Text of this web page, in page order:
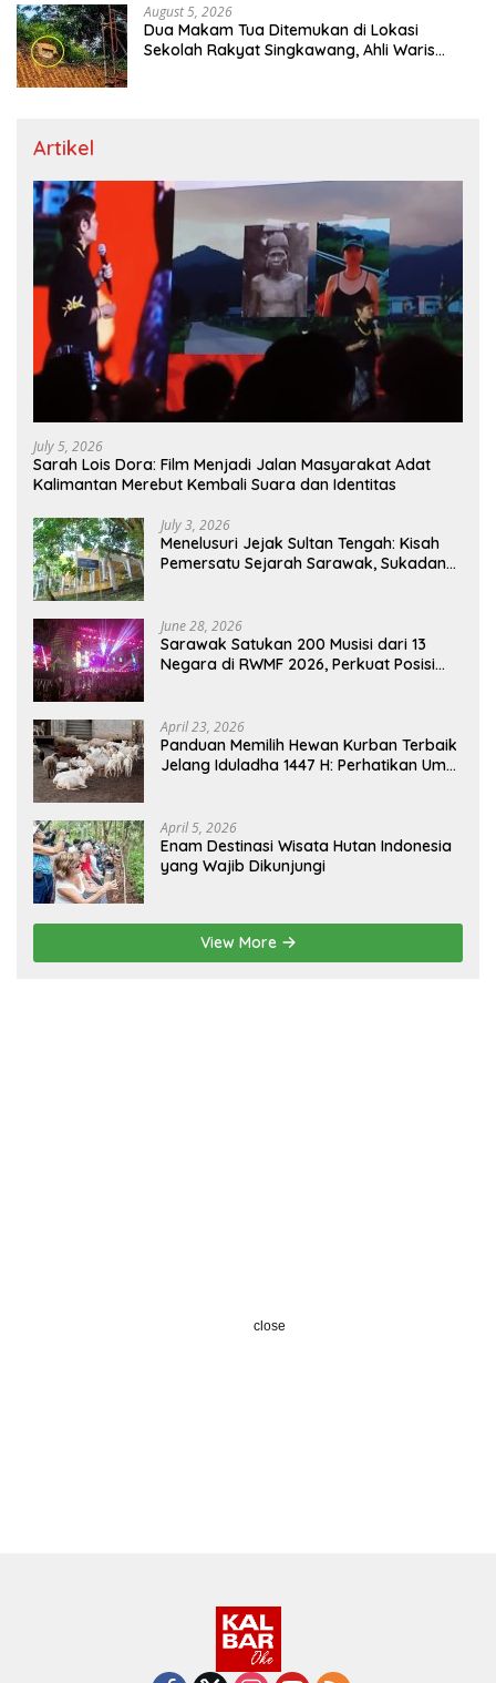
August 5, 2026
Dua Makam Tua Ditemukan di Lokasi
Sekolah Rakyat Singkawang, Ahli Waris
Artikel
July 5, 2026
Sarah Lois Dora: Film Menjadi Jalan Masyarakat Adat
Kalimantan Merebut Kembali Suara dan Identitas
July 3, 2026
Menelusuri Jejak Sultan Tengah: Kisah
Pemersatu Sejarah Sarawak, Sukadana,
June 28, 2026
Sarawak Satukan 200 Musisi dari 13
Negara di RWMF 2026, Perkuat Posisi
April 23, 2026
Panduan Memilih Hewan Kurban Terbaik
Jelang Iduladha 1447 H: Perhatikan Umur
April 5, 2026
Enam Destinasi Wisata Hutan Indonesia
yang Wajib Dikunjungi
View More
close